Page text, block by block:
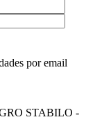
por email